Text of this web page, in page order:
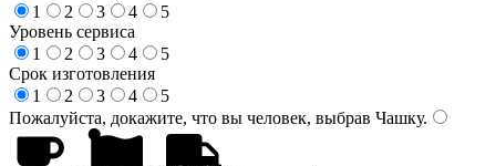
1
2 3 4
5
Уровень сервиса
1
2 3 4
5
Срок изготовления
1
2 3 4
5
Пожалуйста, докажите, что вы человек, выбрав Чашку.